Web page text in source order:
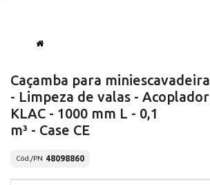
Caçamba para miniescavadeira
- Limpeza de valas - Acoplador
KLAC - 1000 mm L - 0,1
m³ - Case CE
Cód./PN 48098860